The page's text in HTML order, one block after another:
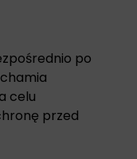
po
celu
przed